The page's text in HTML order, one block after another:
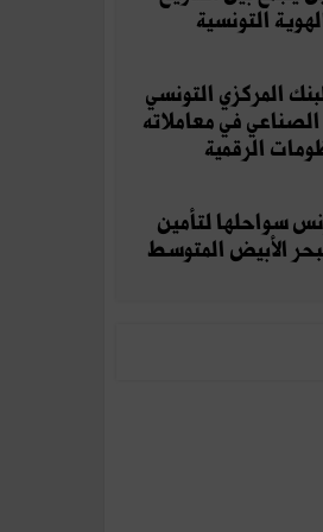
التونسية
المركزي التونسي
الصناعي في معاملاته
الرقمية
سواحلها لتأمين
الأبيض المتوسط